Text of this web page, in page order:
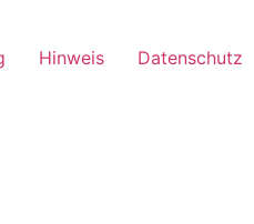
Hinweis Datenschutz